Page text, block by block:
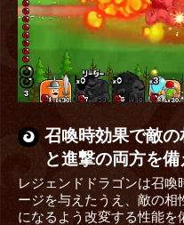
召喚時効果で敵
と進撃の両方を
レジェンドドラゴンは召喚
ージを与えたうえ、敵の相
になるよう改変する性能を